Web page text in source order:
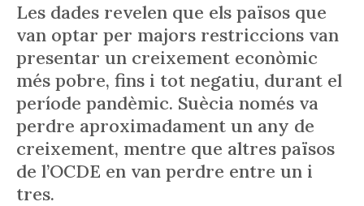
Les dades revelen que els països que
van optar per majors restriccions van
presentar un creixement econòmic
més pobre, fins i tot negatiu, durant el
període pandèmic. Suècia només va
perdre aproximadament un any de
creixement, mentre que altres països
de l’OCDE en van perdre entre un i
tres.